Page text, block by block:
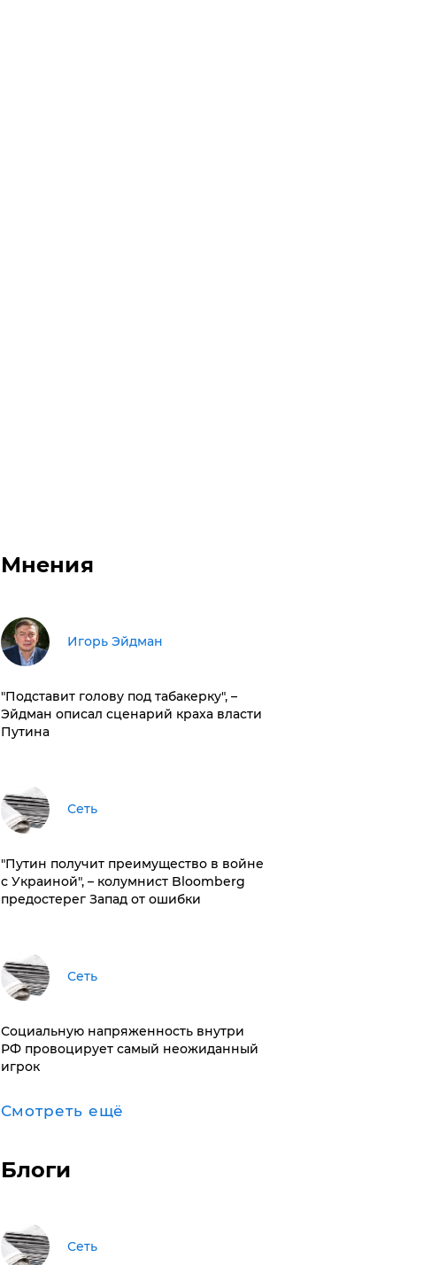
Мнения
Игорь Эйдман
​"Подставит голову под табакерку", –
Эйдман описал сценарий краха власти
Путина
Сеть
"Путин получит преимущество в войне
с Украиной", – колумнист Bloomberg
предостерег Запад от ошибки
Сеть
Социальную напряженность внутри
РФ провоцирует самый неожиданный
игрок
Смотреть ещё
Блоги
Сеть